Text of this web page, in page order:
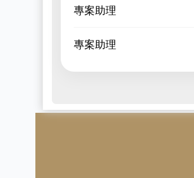
專案助理
專案助理